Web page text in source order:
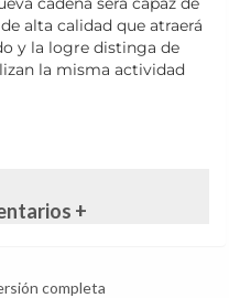
alta calidad que atraerá
y la logre distinga de
la misma actividad
+
completa